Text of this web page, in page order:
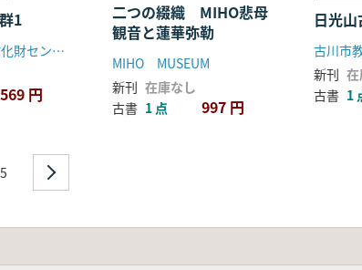
1
石川県立埋蔵文化財センター
569 円
二つの綴織 MIHO悲母
観音と蓮華弥勒
MIHO MUSEUM
新刊 在庫なし
古書 1 点 997 円
日光
古川市
新刊
古書 1
5